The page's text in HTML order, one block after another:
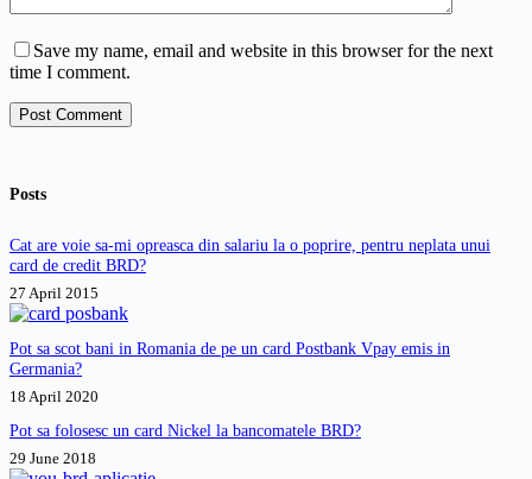
Save my name, email and website in this browser for the next
time I comment.
Post Comment
Posts
Cat are voie sa-mi opreasca din salariu la o poprire, pentru neplata unui
card de credit BRD?
27 April 2015
Pot sa scot bani in Romania de pe un card Postbank Vpay emis in
Germania?
18 April 2020
Pot sa folosesc un card Nickel la bancomatele BRD?
29 June 2018